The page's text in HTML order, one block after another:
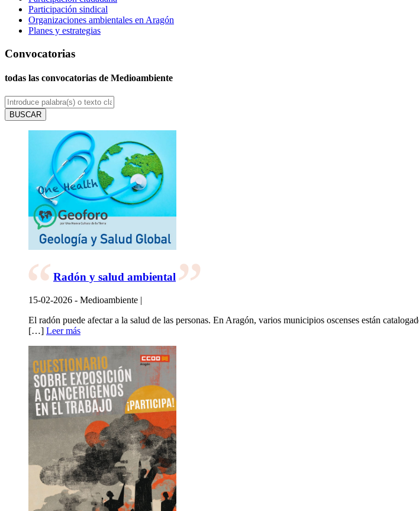
Participación sindical
Organizaciones ambientales en Aragón
Planes y estrategias
Convocatorias
todas las convocatorias de Medioambiente
BUSCAR
Radón y salud ambiental
15-02-2026 - Medioambiente |
El radón puede afectar a la salud de las personas. En Aragón, varios municipios oscenses están
[…] Leer más